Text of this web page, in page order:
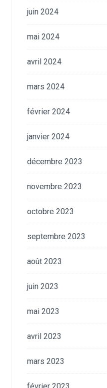
juin 2024
mai 2024
avril 2024
mars 2024
février 2024
janvier 2024
décembre 2023
novembre 2023
octobre 2023
septembre 2023
août 2023
juin 2023
mai 2023
avril 2023
mars 2023